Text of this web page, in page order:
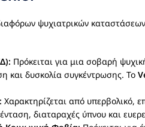
ψυχιατρικών
Πρόκειται για μια σοβαρή
και δυσκολία συγκέντρωσης. Το
Χαρακτηρίζεται από υπερβολικό,
διαταραχές ύπνου και